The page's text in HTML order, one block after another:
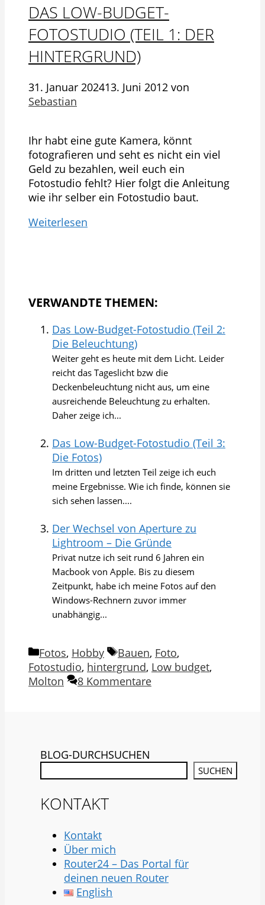
DAS LOW-BUDGET-
FOTOSTUDIO (TEIL 1: DER
HINTERGRUND)
31. Januar 202413. Juni 2012 von
Sebastian
Ihr habt eine gute Kamera, könnt
fotografieren und seht es nicht ein viel
Geld zu bezahlen, weil euch ein
Fotostudio fehlt? Hier folgt die Anleitung
wie ihr selber ein Fotostudio baut.
Weiterlesen
VERWANDTE THEMEN:
Das Low-Budget-Fotostudio (Teil 2:
Die Beleuchtung)
Weiter geht es heute mit dem Licht. Leider
reicht das Tageslicht bzw die
Deckenbeleuchtung nicht aus, um eine
ausreichende Beleuchtung zu erhalten.
Daher zeige ich...
Das Low-Budget-Fotostudio (Teil 3:
Die Fotos)
Im dritten und letzten Teil zeige ich euch
meine Ergebnisse. Wie ich finde, können sie
sich sehen lassen....
Der Wechsel von Aperture zu
Lightroom – Die Gründe
Privat nutze ich seit rund 6 Jahren ein
Macbook von Apple. Bis zu diesem
Zeitpunkt, habe ich meine Fotos auf den
Windows-Rechnern zuvor immer
unabhängig...
Kategorien
Fotos, Hobby Schlagwörter
Bauen, Foto,
Fotostudio, hintergrund, Low budget,
Molton
8 Kommentare
BLOG-DURCHSUCHEN
SUCHEN
KONTAKT
Kontakt
Über mich
Router24 – Das Portal für
deinen neuen Router
English